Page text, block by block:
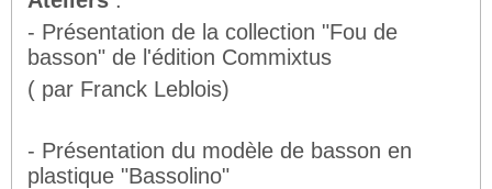
- Présentation de la collection "Fou de
basson" de l'édition Commixtus
( par Franck Leblois)
- Présentation du modèle de basson en
plastique "Bassolino"